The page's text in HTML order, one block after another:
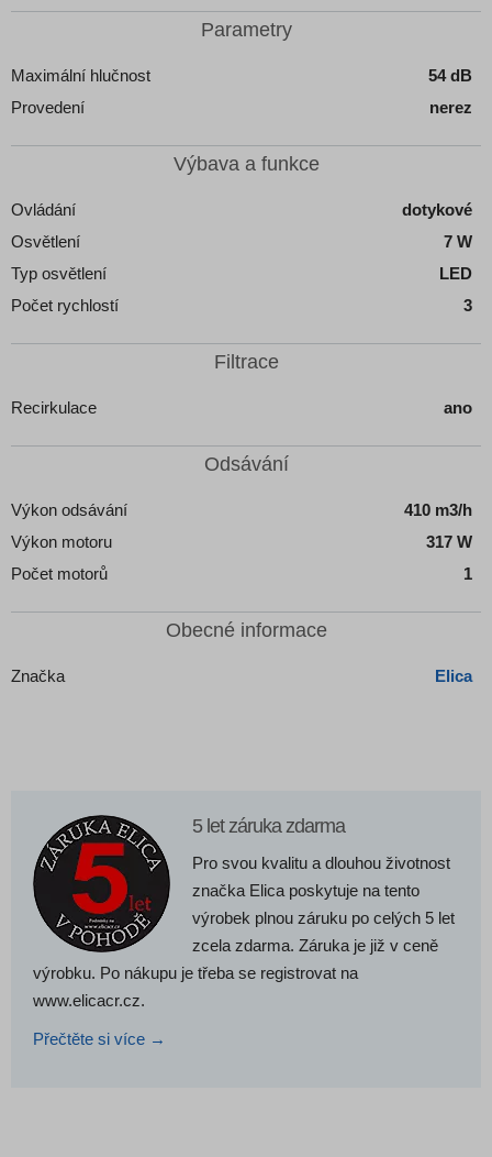
Parametry
Maximální hlučnost
54 dB
Provedení
nerez
Výbava a funkce
Ovládání
dotykové
Osvětlení
7 W
Typ osvětlení
LED
Počet rychlostí
3
Filtrace
Recirkulace ano
Odsávání
Výkon odsávání
410 m3/h
Výkon motoru
317 W
Počet motorů
1
Obecné informace
Značka Elica
5 let záruka zdarma
Pro svou kvalitu a dlouhou životnost
značka Elica poskytuje na tento
výrobek plnou záruku po celých 5 let
zcela zdarma. Záruka je již v ceně
výrobku. Po nákupu je třeba se registrovat na
www.elicacr.cz.
Přečtěte si více →